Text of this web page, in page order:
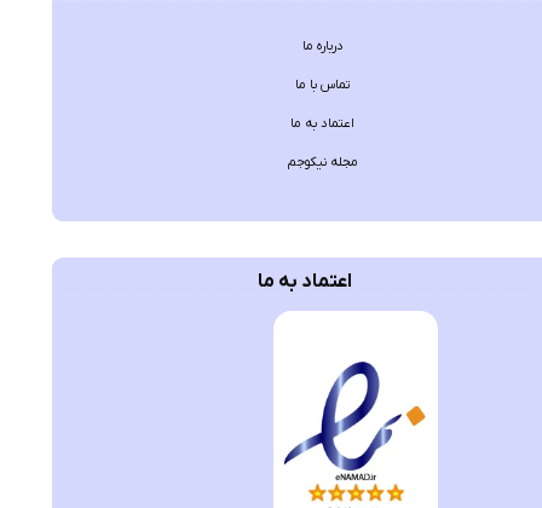
درباره ما
تماس با ما
اعتماد به ما
مجله نیکوجم
اعتماد به ما